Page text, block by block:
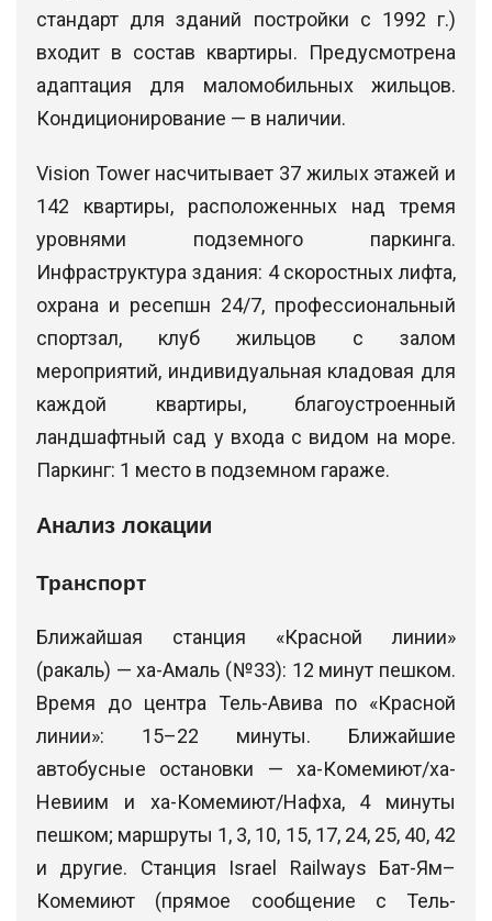
стандарт для зданий постройки с 1992 г.)
входит в состав квартиры. Предусмотрена
адаптация для маломобильных жильцов.
Кондиционирование — в наличии.
Vision Tower насчитывает 37 жилых этажей и
142 квартиры, расположенных над тремя
уровнями подземного паркинга.
Инфраструктура здания: 4 скоростных лифта,
охрана и ресепшн 24/7, профессиональный
спортзал, клуб жильцов с залом
мероприятий, индивидуальная кладовая для
каждой квартиры, благоустроенный
ландшафтный сад у входа с видом на море.
Паркинг: 1 место в подземном гараже.
Анализ локации
Транспорт
Ближайшая станция «Красной линии»
(ракаль) — ха-Амаль (№33): 12 минут пешком.
Время до центра Тель-Авива по «Красной
линии»: 15–22 минуты. Ближайшие
автобусные остановки — ха-Комемиют/ха-
Невиим и ха-Комемиют/Нафха, 4 минуты
пешком; маршруты 1, 3, 10, 15, 17, 24, 25, 40, 42
и другие. Станция Israel Railways Бат-Ям–
Комемиют (прямое сообщение с Тель-